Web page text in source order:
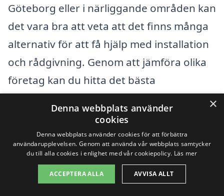
Göteborg eller i närliggande områden kan
det vara bra att veta att det finns många
alternativ för att få hjälp med installation
och rådgivning. Genom att jämföra olika
företag kan du hitta det bästa
erbjudandet för dina behov. Här är några
av de städer som ligger i närheten och
som erbjuder expertis inom solenergi:
Mölndal
×
Denna webbplats använder
cookies
Denna webbplats använder cookies för att förbättra
användarupplevelsen. Genom att använda vår webbplats samtycker
du till alla cookies i enlighet med vår cookiepolicy. Läs mer
ACCEPTERA ALLA AVVISA ALLT